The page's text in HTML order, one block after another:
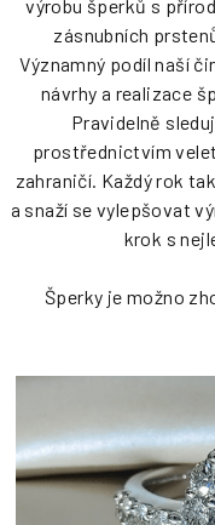
výrobu šperků s
zásnubních
Významný podíl naší
návrhy a realizace
Pravidelně
prostřednictvím
zahraničí. Každý rok
a snaží se vylepšovat
krok s
Šperky je možno